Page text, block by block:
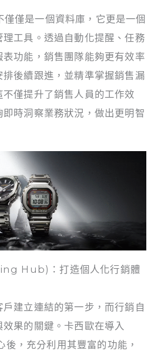
僅是一個資料庫，它更是一個
工具。透過自動化提醒、任務
功能，銷售團隊能夠更有效率
後續跟進，並精準掌握銷售漏
僅提升了銷售人員的工作效
時洞察業務狀況，做出更明智
Hub)：打造個人化行銷體
建立連結的第一步，而行銷自
果的關鍵。卡西歐在導入
，充分利用其豐富的功能，